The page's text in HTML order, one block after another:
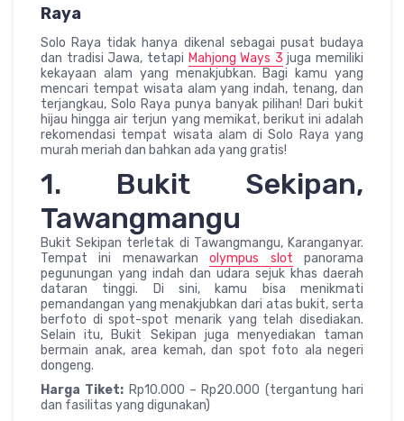
Raya
Solo Raya tidak hanya dikenal sebagai pusat budaya
dan tradisi Jawa, tetapi Mahjong Ways 3 juga memiliki
kekayaan alam yang menakjubkan. Bagi kamu yang
mencari tempat wisata alam yang indah, tenang, dan
terjangkau, Solo Raya punya banyak pilihan! Dari bukit
hijau hingga air terjun yang memikat, berikut ini adalah
rekomendasi tempat wisata alam di Solo Raya yang
murah meriah dan bahkan ada yang gratis!
1. Bukit Sekipan,
Tawangmangu
Bukit Sekipan terletak di Tawangmangu, Karanganyar.
Tempat ini menawarkanolympus slot panorama
pegunungan yang indah dan udara sejuk khas daerah
dataran tinggi. Di sini, kamu bisa menikmati
pemandangan yang menakjubkan dari atas bukit, serta
berfoto di spot-spot menarik yang telah disediakan.
Selain itu, Bukit Sekipan juga menyediakan taman
bermain anak, area kemah, dan spot foto ala negeri
dongeng.
Harga Tiket: Rp10.000 – Rp20.000 (tergantung hari
dan fasilitas yang digunakan)